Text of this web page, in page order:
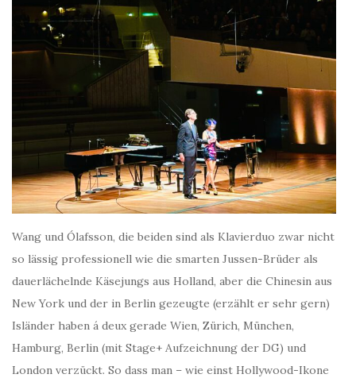
Wang und Ólafsson, die beiden sind als Klavierduo zwar nicht
so lässig professionell wie die smarten Jussen-Brüder als
dauerlächelnde Käsejungs aus Holland, aber die Chinesin aus
New York und der in Berlin gezeugte (erzählt er sehr gern)
Isländer haben á deux gerade Wien, Zürich, München,
Hamburg, Berlin (mit Stage+ Aufzeichnung der DG) und
London verzückt. So dass man – wie einst Hollywood-Ikone